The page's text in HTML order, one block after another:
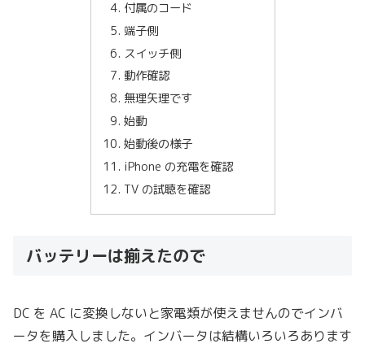
付属のコード
端子側
スイッチ側
動作確認
無理矢理です
始動
始動後の様子
iPhone の充電を確認
TV の試聴を確認
バッテリーは揃えたので
DC を AC に変換しないと家電類が使えませんのでインバ
ータを購入しました。インバータは結構いろいろあります